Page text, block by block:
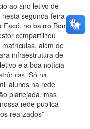
ao ano letivo de
segunda-feira
no bairro Bom
compartilhou
além de
infraestrutura de
e a boa notícia
Só na
alunos na rede
planejada, mas
rede pública
realizados”,